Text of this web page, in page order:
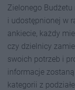
Zielonego
i udostępnionej w
ankiecie, każdy
czy dzielnicy
swoich potrzeb i
informacje
kategorii z